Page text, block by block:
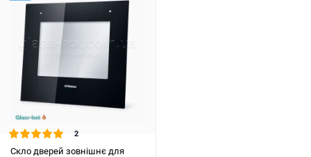
2
Скло дверей зовнішнє для